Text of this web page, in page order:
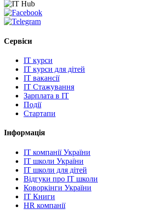
Сервіси
IT курси
IT курси для дітей
IT вакансії
IT Стажування
Зарплата в IT
Події
Стартапи
Інформація
IT компанії України
IT школи України
IT школи для дітей
Відгуки про IT школи
Коворкінги України
IT Книги
HR компанії